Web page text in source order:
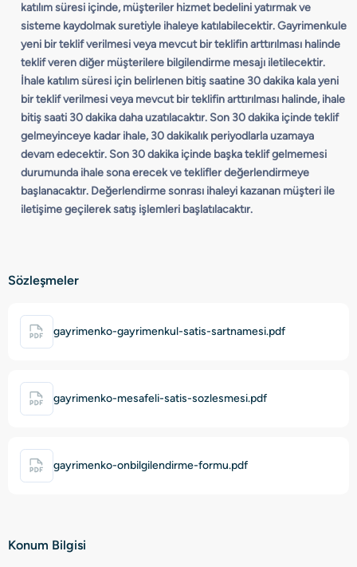
katılım süresi içinde, müşteriler hizmet bedelini yatırmak ve
sisteme kaydolmak suretiyle ihaleye katılabilecektir. Gayrimenkule
yeni bir teklif verilmesi veya mevcut bir teklifin arttırılması halinde
teklif veren diğer müşterilere bilgilendirme mesajı iletilecektir.
İhale katılım süresi için belirlenen bitiş saatine 30 dakika kala yeni
bir teklif verilmesi veya mevcut bir teklifin arttırılması halinde, ihale
bitiş saati 30 dakika daha uzatılacaktır. Son 30 dakika içinde teklif
gelmeyinceye kadar ihale, 30 dakikalık periyodlarla uzamaya
devam edecektir. Son 30 dakika içinde başka teklif gelmemesi
durumunda ihale sona erecek ve teklifler değerlendirmeye
başlanacaktır. Değerlendirme sonrası ihaleyi kazanan müşteri ile
iletişime geçilerek satış işlemleri başlatılacaktır.
Sözleşmeler
gayrimenko-gayrimenkul-satis-sartnamesi.pdf
gayrimenko-mesafeli-satis-sozlesmesi.pdf
gayrimenko-onbilgilendirme-formu.pdf
Konum Bilgisi